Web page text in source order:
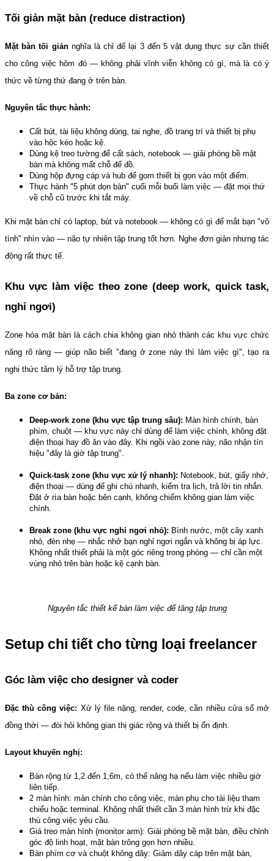
Tối giản mặt bàn (reduce distraction)
Mặt bàn tối giản nghĩa là chỉ để lại 3 đến 5 vật dụng thực sự cần thiết
cho công việc hôm đó — không phải vĩnh viễn không có gì, mà là có ý
thức về từng thứ đang ở trên bàn.
Nguyên tắc thực hành:
Cất bút, tài liệu không dùng, tai nghe, đồ trang trí và thiết bị phụ
vào hộc kéo hoặc kệ.
Dùng kệ treo tường để cất sách, notebook — giải phóng bề mặt
bàn mà không mất chỗ để đồ.
Dùng hộp đựng cáp và hub để gom thiết bị gọn vào một điểm.
Thực hành "5 phút dọn bàn" cuối mỗi buổi làm việc — đặt mọi thứ
về chỗ cũ trước khi tắt máy.
Khi mặt bàn chỉ có laptop, bút và notebook — không có gì để mắt bạn "vô
tình" nhìn vào — não tự nhiên tập trung tốt hơn. Nghe đơn giản nhưng tác
động rất thực tế.
Khu vực làm việc theo zone (deep work, quick task,
nghỉ ngơi)
Zone hóa mặt bàn là cách chia không gian nhỏ thành các khu vực chức
năng rõ ràng — giúp não biết "đang ở zone này thì làm việc gì", tạo ra
nghi thức tâm lý hỗ trợ tập trung.
Ba zone cơ bản:
Deep-work zone (khu vực tập trung sâu): Màn hình chính, bàn
phím, chuột — khu vực này chỉ dùng để làm việc chính, không đặt
điện thoại hay đồ ăn vào đây. Khi ngồi vào zone này, não nhận tín
hiệu "đây là giờ tập trung".
Quick-task zone (khu vực xử lý nhanh): Notebook, bút, giấy nhớ,
điện thoại — dùng để ghi chú nhanh, kiểm tra lịch, trả lời tin nhắn.
Đặt ở rìa bàn hoặc bên cạnh, không chiếm không gian làm việc
chính.
Break zone (khu vực nghỉ ngơi nhỏ): Bình nước, một cây xanh
nhỏ, đèn nhẹ — nhắc nhở bạn nghỉ ngơi ngắn và không bị áp lực.
Không nhất thiết phải là một góc riêng trong phòng — chỉ cần một
vùng nhỏ trên bàn hoặc kệ cạnh bàn.
Nguyên tắc thiết kế bàn làm việc để tăng tập trung
Setup chi tiết cho từng loại freelancer
Góc làm việc cho designer và coder
Đặc thù công việc: Xử lý file nặng, render, code, cần nhiều cửa sổ mở
đồng thời — đòi hỏi không gian thị giác rộng và thiết bị ổn định.
Layout khuyến nghị:
Bàn rộng từ 1,2 đến 1,6m, có thể nâng hạ nếu làm việc nhiều giờ
liên tiếp.
2 màn hình: màn chính cho công việc, màn phụ cho tài liệu tham
chiếu hoặc terminal. Không nhất thiết cần 3 màn hình trừ khi đặc
thù công việc yêu cầu.
Giá treo màn hình (monitor arm): Giải phóng bề mặt bàn, điều chỉnh
góc độ linh hoạt, mặt bàn trông gọn hơn nhiều.
Bàn phím cơ và chuột không dây: Giảm dây cáp trên mặt bàn,